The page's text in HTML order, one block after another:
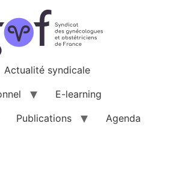
Actualité syndicale
E-learning
Publications
Agenda